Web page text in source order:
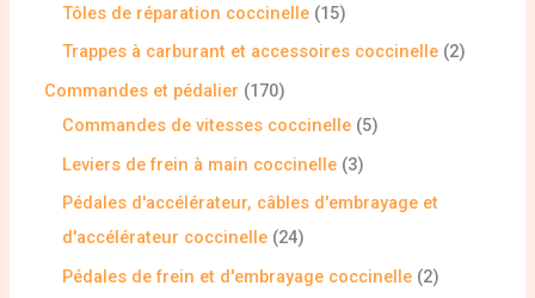
Tôles de réparation coccinelle 15
Trappes à carburant et accessoires coccinelle 2
Commandes et pédalier
170
Commandes de vitesses coccinelle 5
Leviers de frein à main coccinelle 3
Pédales d'accélérateur, câbles d'embrayage et
d'accélérateur coccinelle 24
Pédales de frein et d'embrayage coccinelle 2